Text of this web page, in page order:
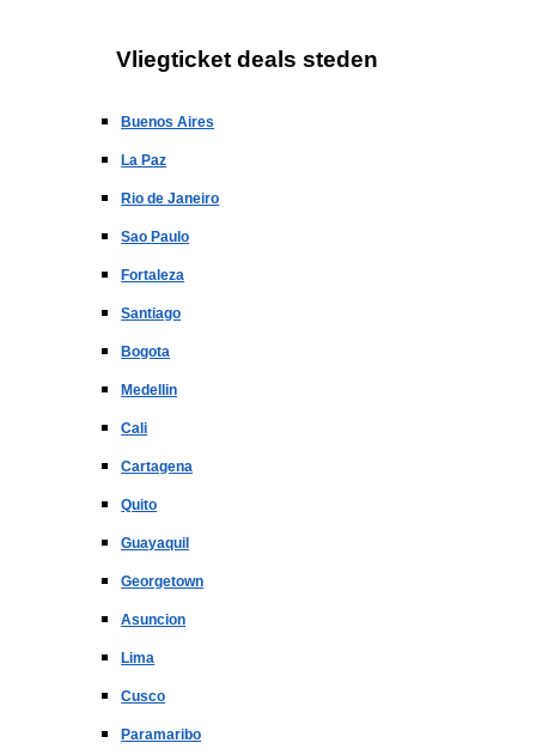
Vliegticket deals steden
Buenos Aires
La Paz
Rio de Janeiro
Sao Paulo
Fortaleza
Santiago
Bogota
Medellin
Cali
Cartagena
Quito
Guayaquil
Georgetown
Asuncion
Lima
Cusco
Paramaribo